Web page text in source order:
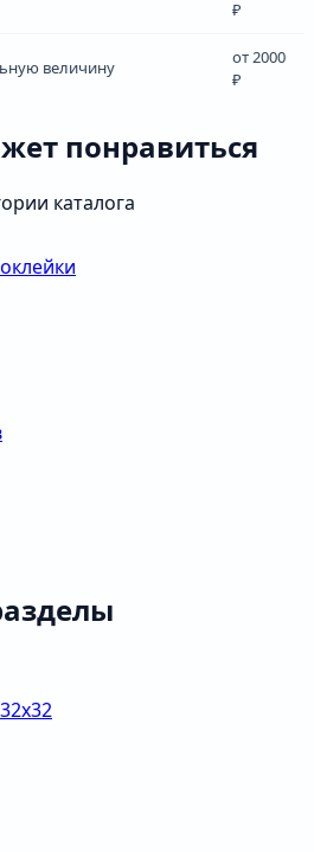
₽
величину
от 2000
₽
понравиться
каталога